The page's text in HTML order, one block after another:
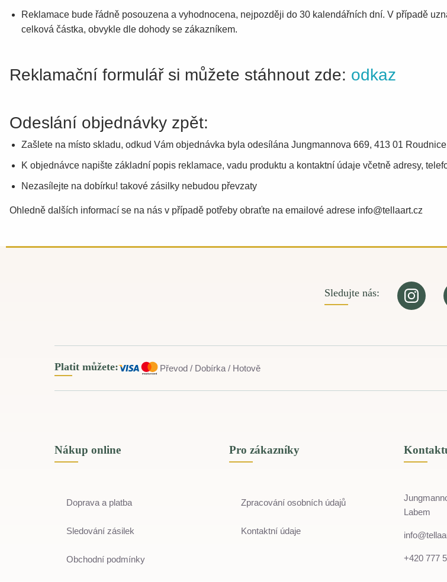
Reklamace bude řádně posouzena a vyhodnocena, nejpozději do 30 kalendářních dní. V případě
celková částka, obvykle dle dohody se zákazníkem.
Reklamační formulář si můžete stáhnout zde: odkaz
Odeslání objednávky zpět:
Zašlete na místo skladu, odkud Vám objednávka byla odesílána Jungmannova 669, 413 01
K objednávce napište základní popis reklamace, vadu produktu a kontaktní údaje včetně adresy,
Nezasílejte na dobírku! takové zásilky nebudou převzaty
Ohledně dalších informací se na nás v případě potřeby obraťte na emailové adrese info@tellaart.cz
Sledujte nás:
Platit můžete: Převod / Dobírka / Hotově
Nákup online
Doprava a platba
Sledování zásilek
Obchodní podmínky
Pro zákazníky
Zpracování osobních údajů
Kontaktní údaje
Labem
+420 777